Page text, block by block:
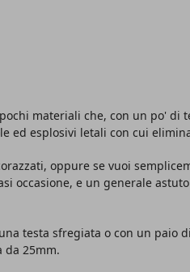
materiali che, con un po' di
ed esplosivi letali con cui
oppure se vuoi
occasione, e un generale
testa sfregiata o con un paio
da 25mm.